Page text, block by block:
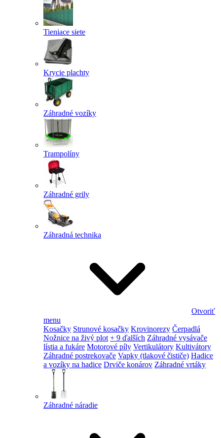
Tieniace siete
Krycie plachty
Záhradné vozíky
Trampolíny
Záhradné grily
Záhradná technika
Otvoriť
menu
Kosačky Strunové kosačky Krovinorezy Čerpadlá
Nožnice na živý plot + 9 ďalších Záhradné vysávače
lístia a fukáre Motorové píly Vertikulátory Kultivátory
Záhradné postrekovače Vapky (tlakové čističe) Hadice
a vozíky na hadice Drviče konárov Záhradné vrtáky
Záhradné náradie